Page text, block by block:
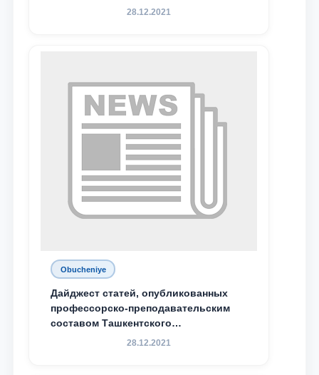
конференция магистрантов
28.12.2021
Obucheniye
Дайджест статей, опубликованных
профессорско-преподавательским
составом Ташкентского
государственного юридического
28.12.2021